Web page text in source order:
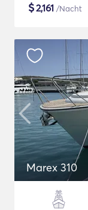
$2,161 /Nacht
Marex 310